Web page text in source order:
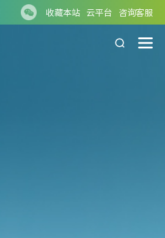
收藏本站 云平台 咨询客服